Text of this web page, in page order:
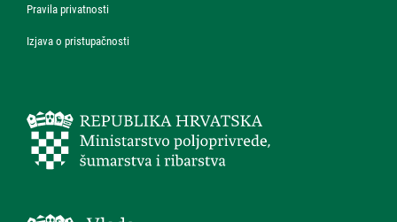
Pravila privatnosti
Izjava o pristupačnosti